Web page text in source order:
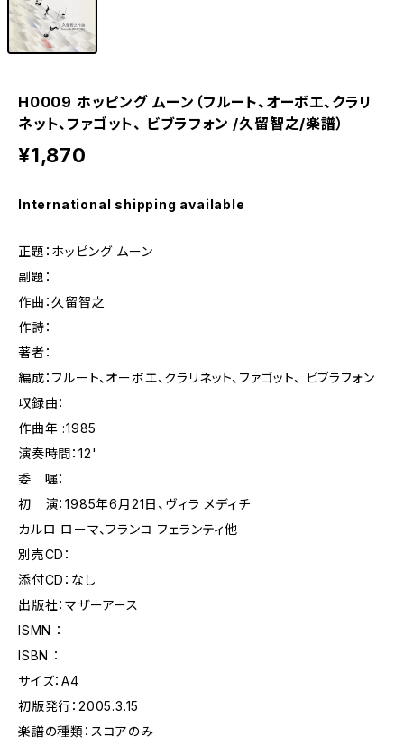
H0009 ホッピング ムーン（フルート、オーボエ、クラリ
ネット、ファゴット、 ビブラフォン /久留智之/楽譜）
¥1,870
International shipping available
正題：ホッピング ムーン
副題：
作曲：久留智之
作詩：
著者：
編成：フルート、オーボエ、クラリネット、ファゴット、 ビブラフォン
収録曲：
作曲年 :1985
演奏時間：12'
委 嘱：
初 演：1985年6月21日、ヴィラ メディチ
カルロ ローマ、フランコ フェランティ他
別売CD：
添付CD：なし
出版社：マザーアース
ISMN ：
ISBN ：
サイズ：A4
初版発行：2005.3.15
楽譜の種類：スコアのみ